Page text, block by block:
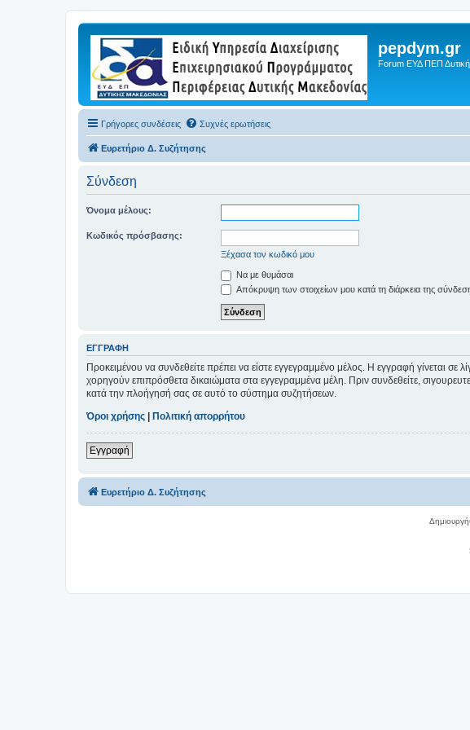
pepdym.gr
Forum ΕΥΔ ΠΕΠ
Γρήγορες συνδέσεις Συχνές ερωτήσεις
Ευρετήριο Δ. Συζήτησης
Σύνδεση
Όνομα μέλους:
Κωδικός πρόσβασης:
Ξέχασα τον κωδικό μου
Να με θυμάσαι
Απόκρυψη των στοιχείων μου κατά τη διάρκεια της
ΕΓΓΡΑΦΉ
Προκειμένου να συνδεθείτε πρέπει να είστε εγγεγραμμένο μέλος. Η εγγραφή γίνεται
χορηγούν επιπρόσθετα δικαιώματα στα εγγεγραμμένα μέλη. Πριν συνδεθείτε,
κατά την πλοήγησή σας σε αυτό το σύστημα συζητήσεων.
Όροι χρήσης | Πολιτική απορρήτου
Εγγραφή
Ευρετήριο Δ. Συζήτησης